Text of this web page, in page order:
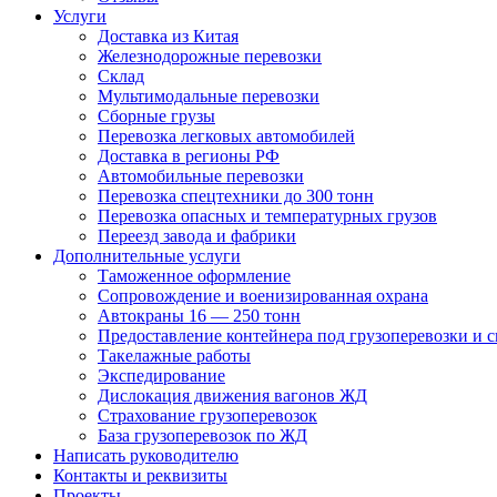
Услуги
Доставка из Китая
Железнодорожные перевозки
Склад
Мультимодальные перевозки
Сборные грузы
Перевозка легковых автомобилей
Доставка в регионы РФ
Автомобильные перевозки
Перевозка спецтехники до 300 тонн
Перевозка опасных и температурных грузов
Переезд завода и фабрики
Дополнительные услуги
Таможенное оформление
Сопровождение и военизированная охрана
Автокраны 16 — 250 тонн
Предоставление контейнера под грузоперевозки и
Такелажные работы
Экспедирование
Дислокация движения вагонов ЖД
Страхование грузоперевозок
База грузоперевозок по ЖД
Написать руководителю
Контакты и реквизиты